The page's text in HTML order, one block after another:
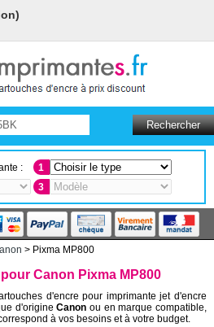
:
1
3
> Pixma MP800
Canon Pixma MP800
d'encre pour imprimante jet d'encre
d'origineCanon ou en marque compatible,
à vos besoins et à votre budget.